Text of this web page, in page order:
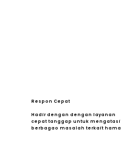
Respon Cepat
Hadir dengan dengan layanan
cepat tanggap untuk mengatasi
berbagao masalah terkait hama